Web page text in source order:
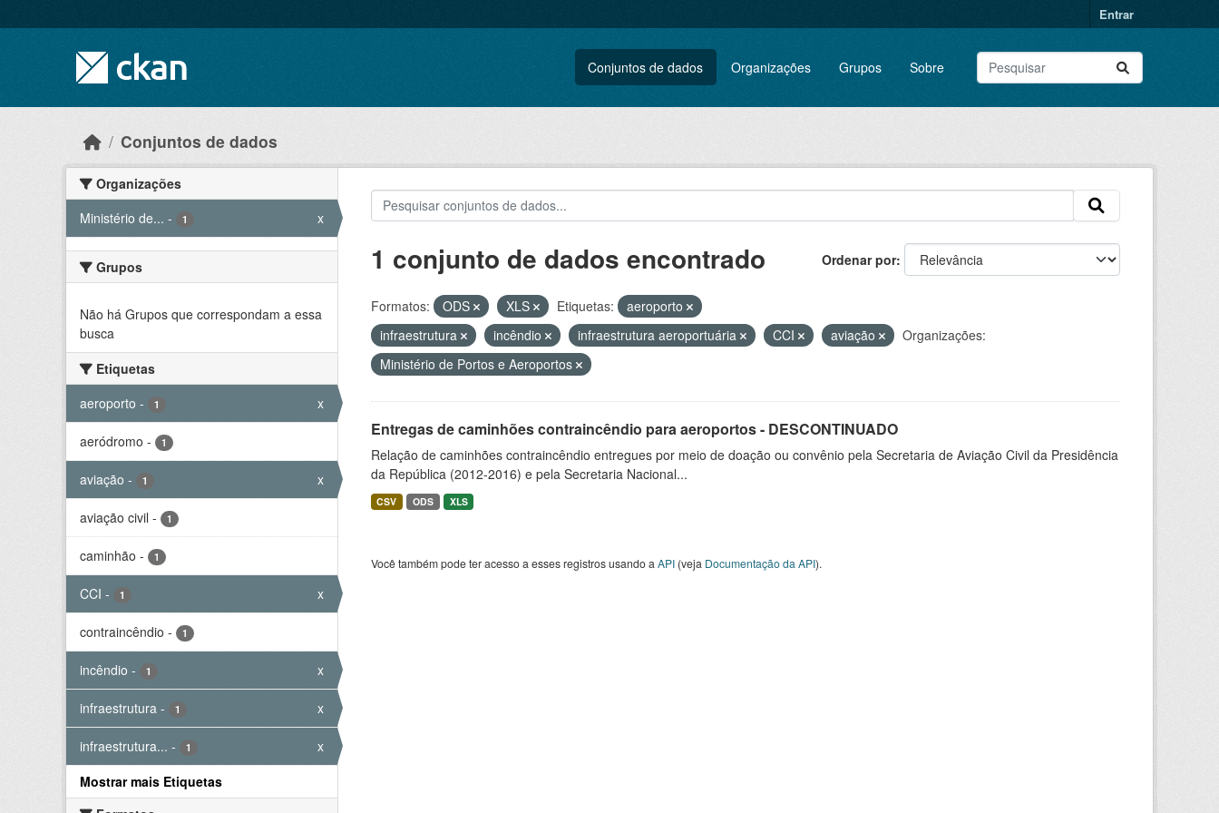
Entrar
Conjuntos de dados Organizações Grupos Sobre
Conjuntos de dados
Organizações
Ministério de... - 1 x
Grupos
Não há Grupos que correspondam a essa
busca
Etiquetas
aeroporto - 1 x
aeródromo - 1
aviação - 1 x
aviação civil - 1
caminhão - 1
CCI - 1 x
contraincêndio - 1
incêndio - 1 x
infraestrutura - 1 x
infraestrutura... - 1
x
Mostrar mais Etiquetas
Ordenar por
1 conjunto de dados encontrado
Formatos: ODS XLS Etiquetas:
aeroporto
infraestrutura
incêndio infraestrutura aeroportuária CCI aviação
Organizações:
Ministério de Portos e Aeroportos
Entregas de caminhões contraincêndio para aeroportos - DESCONTINUADO
Relação de caminhões contraincêndio entregues por meio de doação ou convênio pela Secretaria de Aviação Civil da Presidência
da República (2012-2016) e pela Secretaria Nacional...
CSV ODS XLS
Você também pode ter acesso a esses registros usando a API(veja Documentação da API).